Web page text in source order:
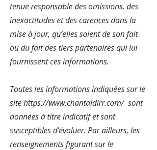
tenue responsable des omissions, des
inexactitudes et des carences dans la
mise à jour, qu’elles soient de son fait
ou du fait des tiers partenaires qui lui
fournissent ces informations.
Toutes les informations indiquées sur le
sitehttps://www.chantaldirr.com/sont
données à titre indicatif et sont
susceptibles d’évoluer. Par ailleurs, les
renseignements figurant sur le